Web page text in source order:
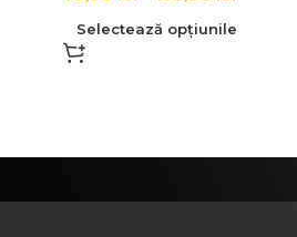
Selectează opțiunile